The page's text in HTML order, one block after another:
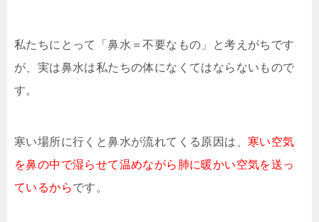
私たちにとって「鼻水＝不要なもの」と考えがちです
が、実は鼻水は私たちの体になくてはならないもので
す。
寒い場所に行くと鼻水が流れてくる原因は、 寒い空気
を鼻の中で湿らせて温めながら肺に暖かい空気を送っ
ているからです。